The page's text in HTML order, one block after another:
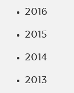
2016
2015
2014
2013